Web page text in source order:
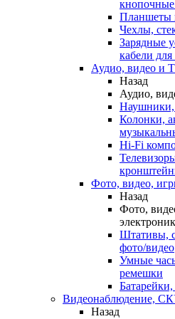
Планшеты
Чехлы,
Зарядные
кабели для
Аудио, видео и
Назад
Аудио,
Колонки,
Hi-Fi
Фото, видео,
Назад
Фото,
Штативы,
фото/видео
Умные
ремешки
Видеонаблюдение,
Назад